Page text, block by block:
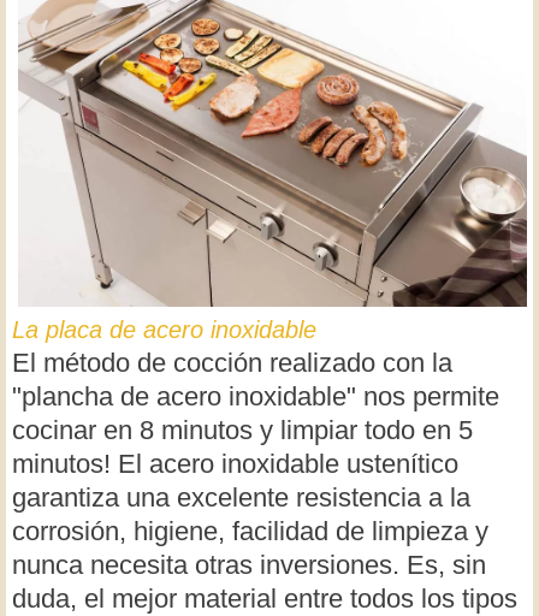
La placa de acero inoxidable
El método de cocción realizado con la
"plancha de acero inoxidable" nos permite
cocinar en 8 minutos y limpiar todo en 5
minutos! El acero inoxidable ustenítico
garantiza una excelente resistencia a la
corrosión, higiene, facilidad de limpieza y
nunca necesita otras inversiones. Es, sin
duda, el mejor material entre todos los tipos